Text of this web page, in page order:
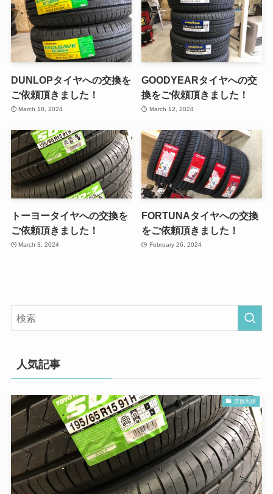
DUNLOPタイヤへの交換を
ご依頼頂きました！
March 18, 2024
GOODYEARタイヤへの交
換をご依頼頂きました！
March 12, 2024
トーヨータイヤへの交換を
ご依頼頂きました！
March 3, 2024
FORTUNAタイヤへの交換
をご依頼頂きました！
February 26, 2024
人気記事
交換実績